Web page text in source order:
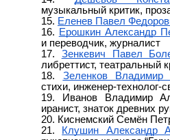
музыкальный критик,
Еленев Павел
Ерошкин Александр
и переводчик, журналист
Зенкевич Павел
либреттист, театральный
Зеленков Владимир
стихи, инженер-технолог-
Иванов Владимир
иранист, знаток древних
Киснемский Семён
Клушин Александр